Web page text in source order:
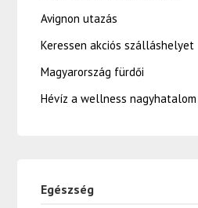
Avignon utazás
Keressen akciós szálláshelyet
Magyarország fürdői
Hévíz a wellness nagyhatalom
Egészség